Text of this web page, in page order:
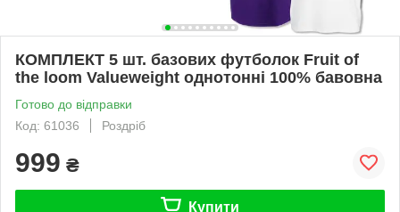
КОМПЛЕКТ 5 шт. базових футболок Fruit of
the loom Valueweight однотонні 100% бавовна
Готово до відправки
Код: 61036
Роздріб
999 ₴
Купити